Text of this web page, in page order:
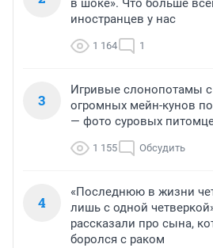
в шоке». Что больше
иностранцев у нас
1 164 1
3
Игривые слонопотамы с
огромных мейн-кунов
— фото суровых
1 155 Обсудить
4
«Последнюю в жизни
лишь с одной
рассказали про сына,
боролся с раком